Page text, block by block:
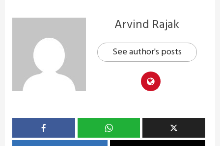
Arvind Rajak
See author's posts